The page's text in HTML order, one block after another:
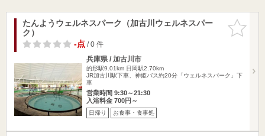
お気に入
りに追加
たんようウェルネスパーク（加古川ウェルネスパー
ク）
-点/ 0 件
兵庫県 / 加古川市
的形駅9.01km 日岡駅2.70km
JR加古川駅下車、神姫バス約20分「ウェルネスパーク」下
車
営業時間 9:30～21:30
入浴料金 700円～
日帰り お食事・食事処